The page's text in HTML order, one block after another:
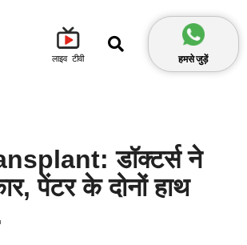
लाइव टीवी हमसे जुड़ें
डॉक्टर्स ने
पेंटर के दोनों हाथ